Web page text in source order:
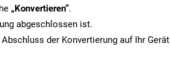
„Konvertieren“.
abgeschlossen ist.
der Konvertierung auf Ihr Gerät